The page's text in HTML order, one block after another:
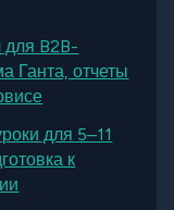
B2B-
Ганта, отчеты
для 5–11
к